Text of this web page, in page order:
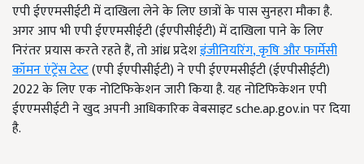
एपी ईएएमसीईटी में दाखिला लेने के लिए छात्रों के पास सुनहरा मौका है.
अगर आप भी एपी ईएएमसीईटी (ईएपीसीईटी) में दाखिला पाने के लिए
निरंतर प्रयास करते रहते हैं, तो आंध्र प्रदेशइंजीनियरिंग,कृषि और फार्मेसी
कॉमन एंट्रेंस टेस्ट(एपी ईएपीसीईटी) ने एपी ईएएमसीईटी (ईएपीसीईटी)
2022 के लिए एक नोटिफिकेशन जारी किया है. यह नोटिफिकेशन एपी
ईएएमसीईटी ने खुद अपनी आधिकारिक वेबसाइट sche.ap.gov.in पर दिया
है.